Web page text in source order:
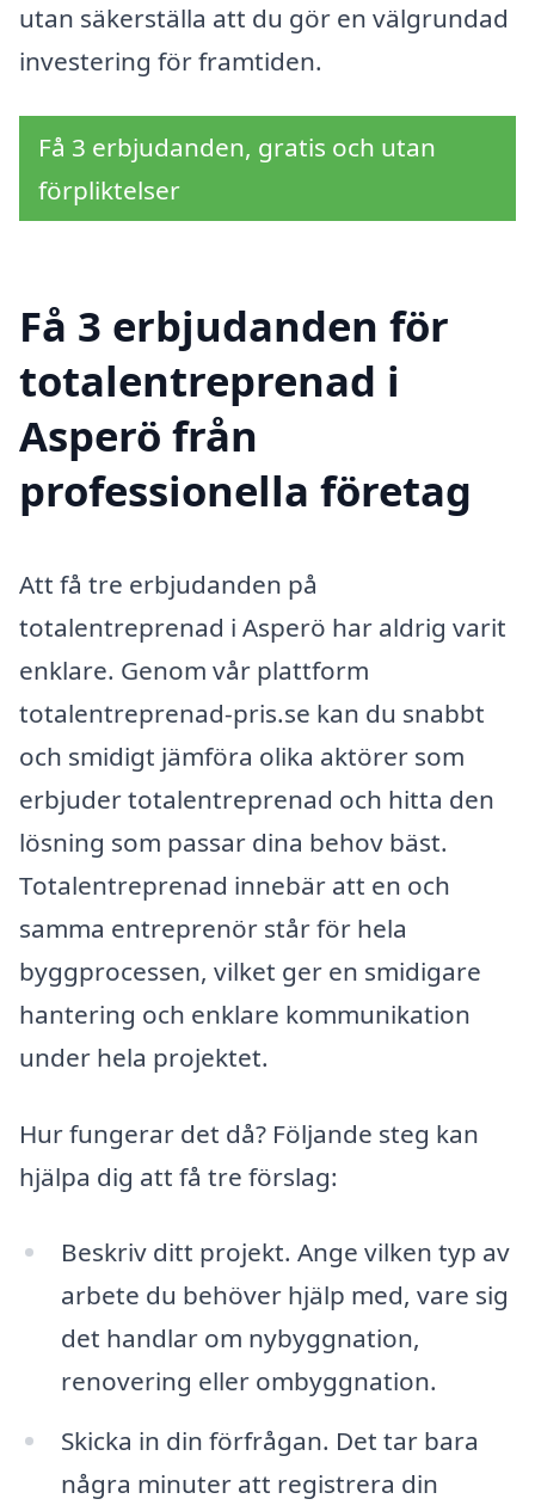
utan säkerställa att du gör en välgrundad
investering för framtiden.
Få 3 erbjudanden, gratis och utan
förpliktelser
Få 3 erbjudanden för
totalentreprenad i
Asperö från
professionella företag
Att få tre erbjudanden på
totalentreprenad i Asperö har aldrig varit
enklare. Genom vår plattform
totalentreprenad-pris.se kan du snabbt
och smidigt jämföra olika aktörer som
erbjuder totalentreprenad och hitta den
lösning som passar dina behov bäst.
Totalentreprenad innebär att en och
samma entreprenör står för hela
byggprocessen, vilket ger en smidigare
hantering och enklare kommunikation
under hela projektet.
Hur fungerar det då? Följande steg kan
hjälpa dig att få tre förslag:
Beskriv ditt projekt. Ange vilken typ av
arbete du behöver hjälp med, vare sig
det handlar om nybyggnation,
renovering eller ombyggnation.
Skicka in din förfrågan. Det tar bara
några minuter att registrera din